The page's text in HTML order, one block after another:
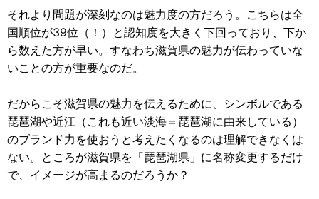
それより問題が深刻なのは魅力度の方だろう。こちらは全
国順位が39位（！）と認知度を大きく下回っており、下か
ら数えた方が早い。すなわち滋賀県の魅力が伝わっていな
いことの方が重要なのだ。
だからこそ滋賀県の魅力を伝えるために、シンボルである
琵琶湖や近江（これも近い淡海＝琵琶湖に由来している）
のブランド力を使おうと考えたくなるのは理解できなくは
ない。ところが滋賀県を「琵琶湖県」に名称変更するだけ
で、イメージが高まるのだろうか？